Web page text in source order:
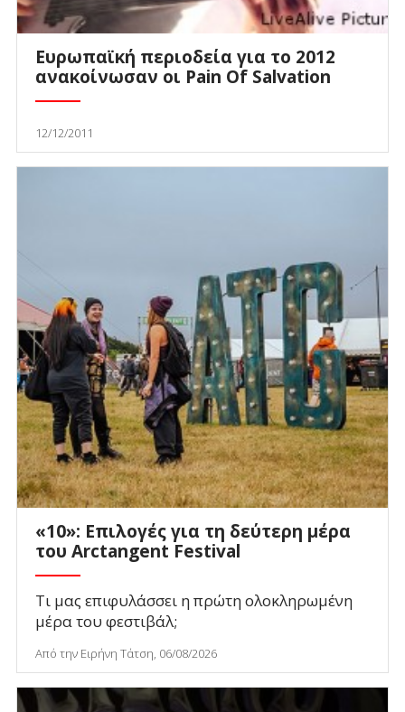
Ευρωπαϊκή περιοδεία για το 2012
ανακοίνωσαν οι Pain Of Salvation
12/12/2011
«10»: Επιλογές για τη δεύτερη μέρα
του Arctangent Festival
Τι μας επιφυλάσσει η πρώτη ολοκληρωμένη
μέρα του φεστιβάλ;
Από την Ειρήνη Τάτση, 06/08/2026